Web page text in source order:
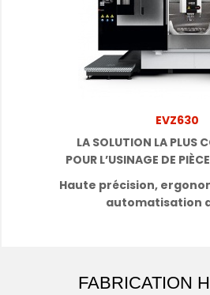
EVZ630
LA SOLUTION LA PLUS
POUR L’USINAGE DE
Haute précision,
automatisation
FABRICATION